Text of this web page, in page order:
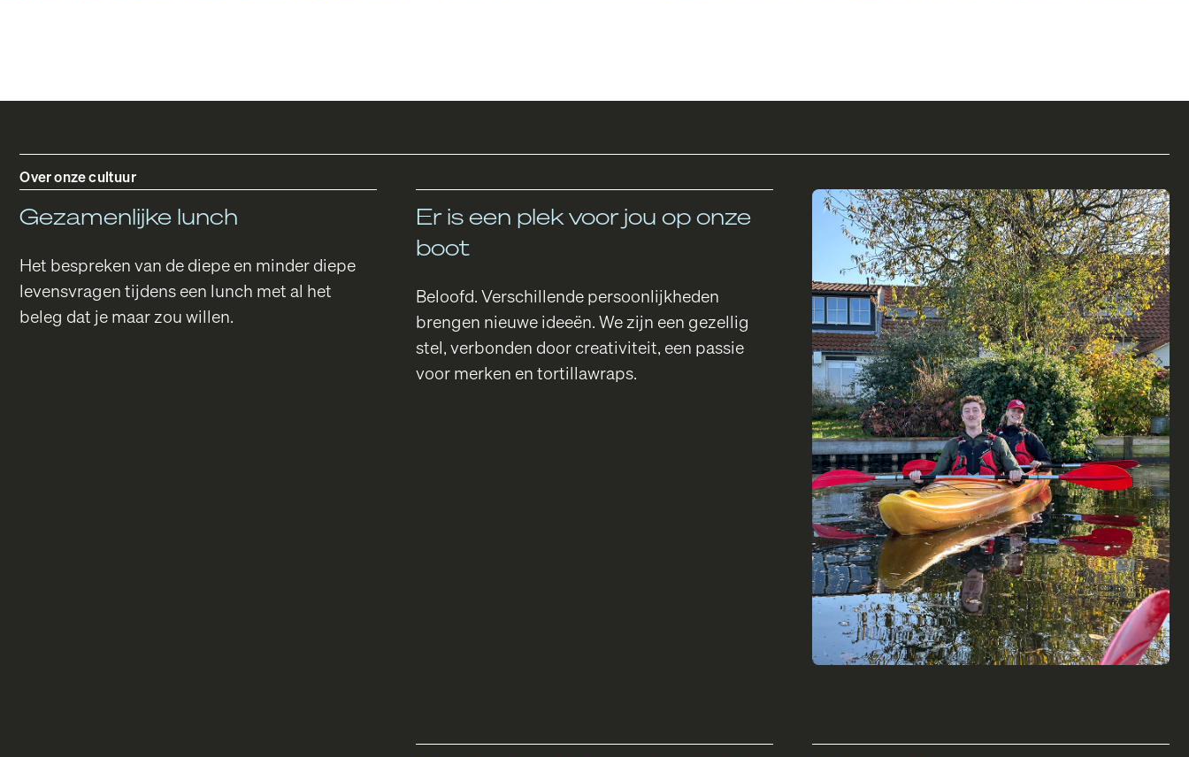
Over onze cultuur
Gezamenlijke lunch
Het bespreken van de diepe en minder diepe
levensvragen tijdens een lunch met al het
beleg dat je maar zou willen.
Er is een plek voor jou op onze
boot
Beloofd. Verschillende persoonlijkheden
brengen nieuwe ideeën. We zijn een gezellig
stel, verbonden door creativiteit, een passie
voor merken en tortillawraps.